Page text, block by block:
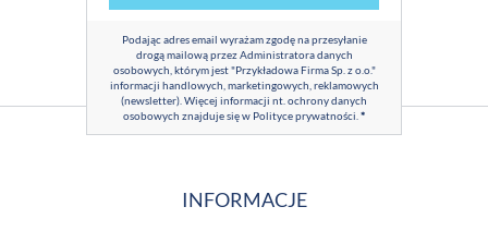
Podając adres email wyrażam zgodę na przesyłanie
drogą mailową przez Administratora danych
osobowych, którym jest "Przykładowa Firma Sp. z o.o."
informacji handlowych, marketingowych, reklamowych
(newsletter). Więcej informacji nt. ochrony danych
osobowych znajduje się w Polityce prywatności *
INFORMACJE